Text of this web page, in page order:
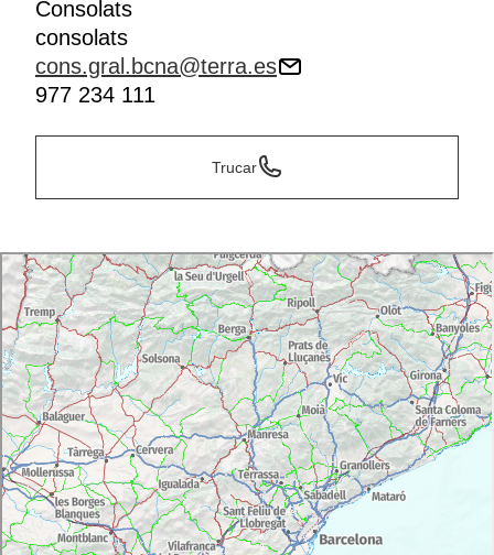
Consolats
consolats
cons.gral.bcna@terra.es
977 234 111
Trucar